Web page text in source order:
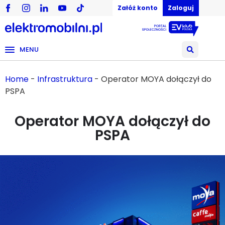
Załóż konto Zaloguj
MENU
Home - Infrastruktura - Operator MOYA dołączył do
PSPA
Operator MOYA dołączył do
PSPA